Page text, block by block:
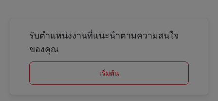
รับตำแหน่งงานที่แนะนำตามความสนใจ
ของคุณ
เริ่มต้น